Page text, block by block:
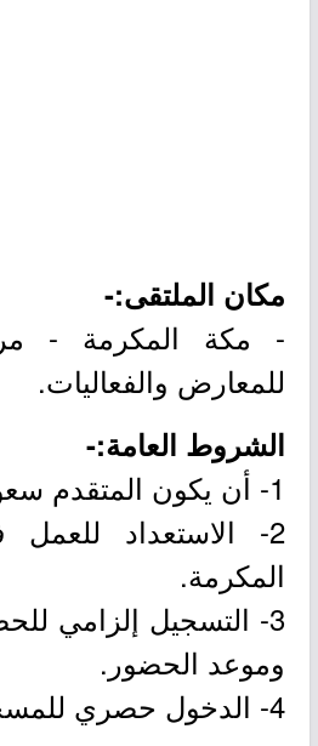
مكان الملتقى:-
- مكة المكرمة -
للمعارض والفعاليات.
الشروط العامة:-
1- أن يكون المتقدم سعودي الجنسية.
2- الاستعداد
المكرمة.
3- التسجيل إلزامي
وموعد الحضور.
4- الدخول حصري للمسجلين فقط.